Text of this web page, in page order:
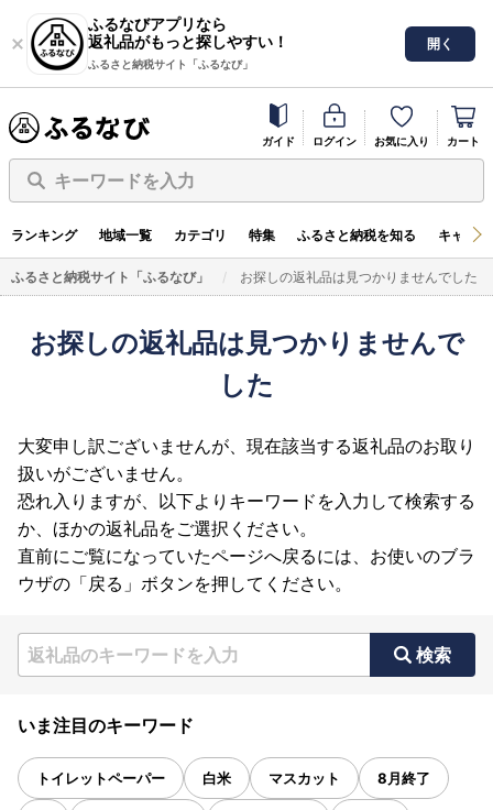
ふるなびアプリなら
返礼品がもっと探しやすい！
ふるさと納税サイト「ふるなび」
開く
ガイド ログイン お気に入り カート
キーワードを入力
ランキング 地域一覧 カテゴリ 特集 ふるさと納税を知る キャン
ふるさと納税サイト「ふるなび」 お探しの返礼品は見つかりませんでした
お探しの返礼品は見つかりませんで
した
大変申し訳ございませんが、現在該当する返礼品のお取り
扱いがございません。
恐れ入りますが、以下よりキーワードを入力して検索する
か、ほかの返礼品をご選択ください。
直前にご覧になっていたページへ戻るには、お使いのブラ
ウザの「戻る」ボタンを押してください。
検索
いま注目のキーワード
トイレットペーパー 白米 マスカット 8月終了